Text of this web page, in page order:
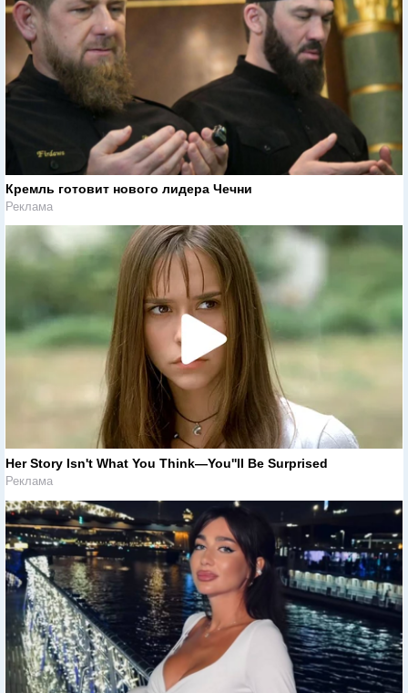
Кремль готовит нового лидера Чечни
Реклама
Her Story Isn't What You Think—You''ll Be Surprised
Реклама